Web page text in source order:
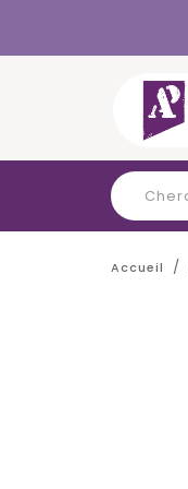
Accueil